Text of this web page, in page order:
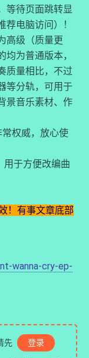
等待页面跳转显
电脑访问）！
高级（质量更
为普通版本，
质量相比，不过
等分轨，可用于
景音乐素材、作
权威，放心使
于方便改编曲
！有事文章底部
wanna-cry-ep-
先 登录